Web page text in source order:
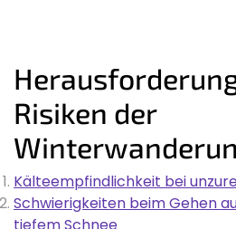
Risiken der
Kälteempfindlichkeit bei
Schwierigkeiten beim Gehen
tiefem Schnee